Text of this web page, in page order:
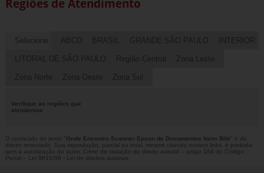
Regiões de Atendimento
Selecione: ABCD BRASIL GRANDE SÃO PAULO INTERIOR
LITORAL DE SÃO PAULO Região Central Zona Leste
Zona Norte Zona Oeste Zona Sul
Verifique as regiões que
atendemos
O conteúdo do texto " Onde Encontro Scanner Epson de Documentos Itaim Bibi " é de
direito reservado. Sua reprodução, parcial ou total, mesmo citando nossos links, é proibida
sem a autorização do autor. Crime de violação de direito autoral – artigo 184 do Código
Penal – Lei 9610/98 - Lei de direitos autorais .